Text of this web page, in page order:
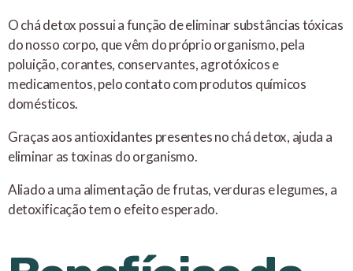
O chá detox possui a função de eliminar substâncias tóxicas
do nosso corpo, que vêm do próprio organismo, pela
poluição, corantes, conservantes, agrotóxicos e
medicamentos, pelo contato com produtos químicos
domésticos.
Graças aos antioxidantes presentes no chá detox, ajuda a
eliminar as toxinas do organismo.
Aliado a uma alimentação de frutas, verduras e legumes, a
detoxificação tem o efeito esperado.